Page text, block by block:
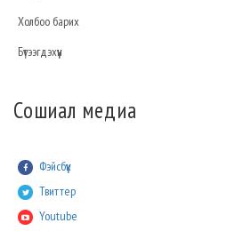
Холбоо барих
Бүтээгдэхүүн
Сошиал медиа
Фэйсбүүк
Твиттер
Youtube